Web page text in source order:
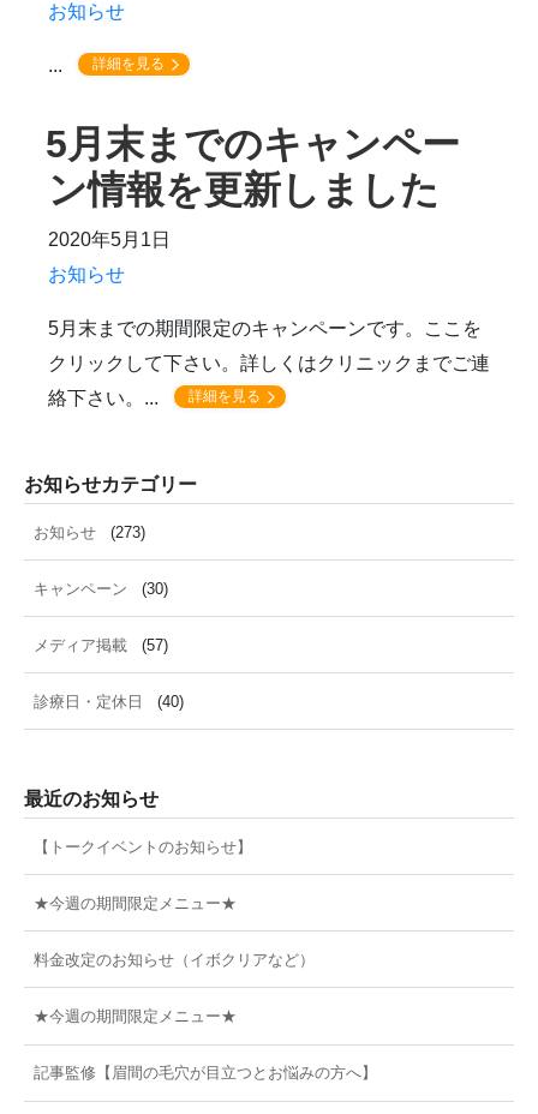
お知らせ
... 詳細を見る
5月末までのキャンペー
ン情報を更新しました
2020年5月1日
お知らせ
5月末までの期間限定のキャンペーンです。ここを
クリックして下さい。詳しくはクリニックまでご連
絡下さい。...
詳細を見る
お知らせカテゴリー
お知らせ (273)
キャンペーン (30)
メディア掲載 (57)
診療日・定休日 (40)
最近のお知らせ
【トークイベントのお知らせ】
★今週の期間限定メニュー★
料金改定のお知らせ（イボクリアなど）
★今週の期間限定メニュー★
記事監修【眉間の毛穴が目立つとお悩みの方へ】